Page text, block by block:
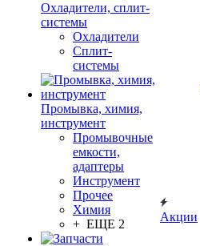
Охладители, сплит-
системы
Охладители
Сплит-
системы
Промывка, химия,
инструмент
Промывочные
емкости,
адаптеры
Инструмент
Прочее
Химия
+ ЕЩЕ 2
Акции